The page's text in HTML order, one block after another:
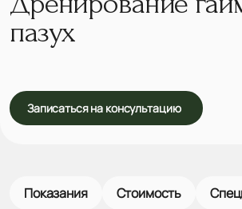
пазух
Записаться на консультацию
Показания Стоимость